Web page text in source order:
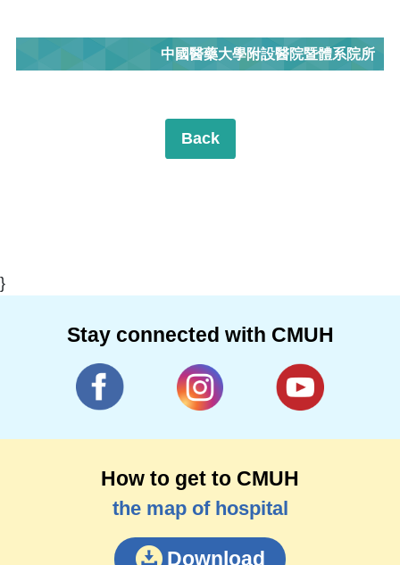
中國醫藥大學附設醫院暨體系院所
Back
}
Stay connected with CMUH
How to get to CMUH
the map of hospital
Download